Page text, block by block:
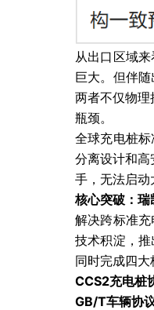
从出口区域
巨大。但伴
两者不仅物
瓶颈。
全球充电桩
分离设计和
手，无法启动
核心突破：
解决跨标准
技术积淀，
同时完成四大
CCS2充电桩
GB/T车辆协